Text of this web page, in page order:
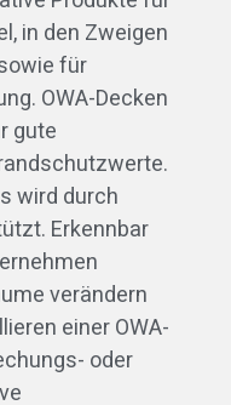
in den Zweigen
für
OWA-Decken
gute
wird durch
Erkennbar
verändern
einer OWA-
oder